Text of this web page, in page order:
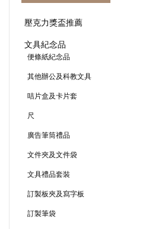
壓克力獎盃推薦
文具紀念品
便條紙紀念品
其他辦公及科教文具
咭片盒及卡片套
尺
廣告筆筒禮品
文件夾及文件袋
文具禮品套裝
訂製板夾及寫字板
訂製筆袋